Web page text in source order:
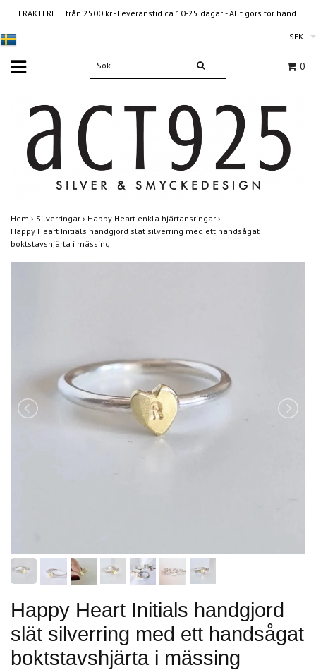
FRAKTFRITT från 2500 kr - Leveranstid ca 10-25 dagar. - Allt görs för hand.
SEK
0
Hem › Silverringar › Happy Heart enkla hjärtansringar ›
Happy Heart Initials handgjord slät silverring med ett handsågat
boktstavshjärta i mässing
Happy Heart Initials handgjord
slät silverring med ett handsågat
boktstavshjärta i mässing